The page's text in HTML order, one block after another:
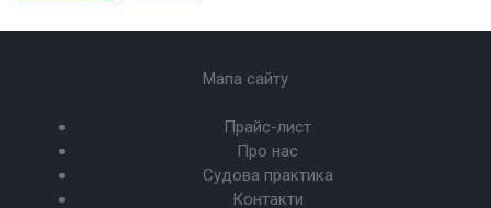
Прайс-лист
Про нас
Судова практика
Контакти
Мапа сайту